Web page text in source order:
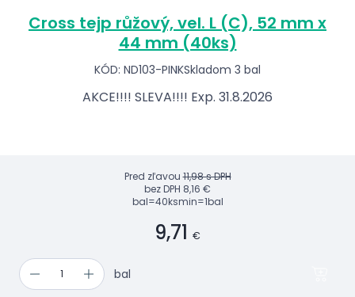
Cross tejp růžový, vel. L (C), 52 mm x
44 mm (40ks)
KÓD: ND103-PINKSkladom 3 bal
AKCE!!!! SLEVA!!!! Exp. 31.8.2026
Pred zľavou11,98 s DPH
bez DPH 8,16 €
bal=40ksmin=1bal
9,71 €
bal